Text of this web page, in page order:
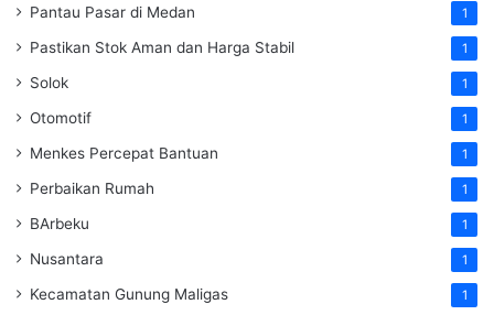
Pantau Pasar di Medan 1
Pastikan Stok Aman dan Harga Stabil 1
Solok 1
Otomotif 1
Menkes Percepat Bantuan 1
Perbaikan Rumah 1
BArbeku 1
Nusantara 1
Kecamatan Gunung Maligas 1